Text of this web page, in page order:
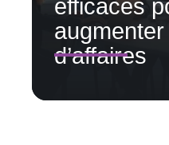
efficaces
d’affaires